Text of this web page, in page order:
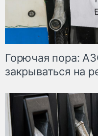
Горючая пора:
закрываться на